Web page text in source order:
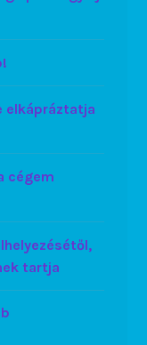
elkápráztatja
cégem
tartja